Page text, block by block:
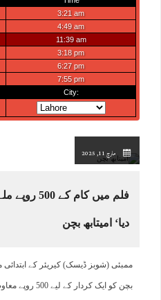
مارچ 11, 2025
فلم میں کام
دیا‘ امیتابھ بچن
ممبئی (شوبز ڈیسک) کیریئر کے
بچن کو ایک